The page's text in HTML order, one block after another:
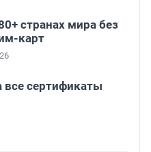
странах мира без
карт
все сертификаты